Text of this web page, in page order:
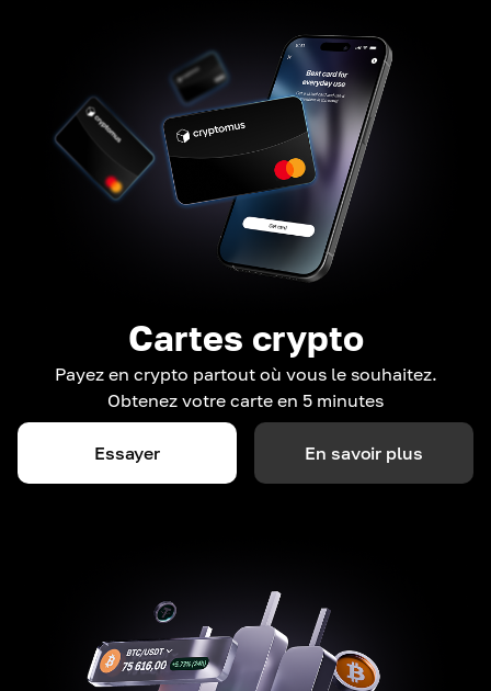
Cartes crypto
Payez en crypto partout où vous le souhaitez.
Obtenez votre carte en 5 minutes
Essayer En savoir plus